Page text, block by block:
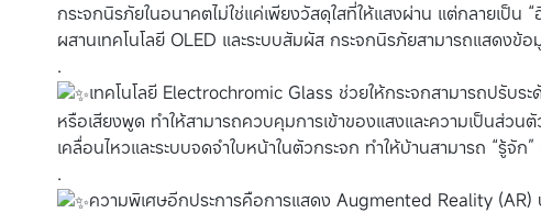
กระจกนิรภัยในอนาคตไม่ใช่แค่เพียงวัสดุใสที่ให้แสงผ่าน แต่กลายเป็น
ผสานเทคโนโลยี OLED และระบบสัมผัส กระจกนิรภัยสามารถแสดงข้
.
เทคโนโลยี Electrochromic Glass ช่วยให้กระจกสามารถปรับร
หรือเสียงพูด ทำให้สามารถควบคุมการเข้าของแสงและความเป็นส่ว
เคลื่อนไหวและระบบจดจำใบหน้าในตัวกระจก ทำให้บ้านสามารถ “รู้จั
.
ความพิเศษอีกประการคือการแสดง Augmented Reality